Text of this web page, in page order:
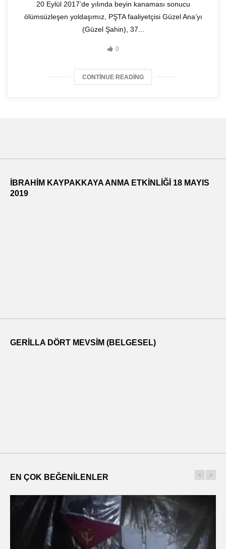
20 Eylül 2017’de yılında beyin kanaması sonucu
ölümsüzleşen yoldaşımız, PŞTA faaliyetçisi Güzel Ana’yı
(Güzel Şahin), 37...
0
CONTINUE READING
İBRAHİM KAYPAKKAYA ANMA ETKİNLİĞİ 18 MAYIS
2019
GERILLA DÖRT MEVSIM (BELGESEL)
EN ÇOK BEĞENILENLER